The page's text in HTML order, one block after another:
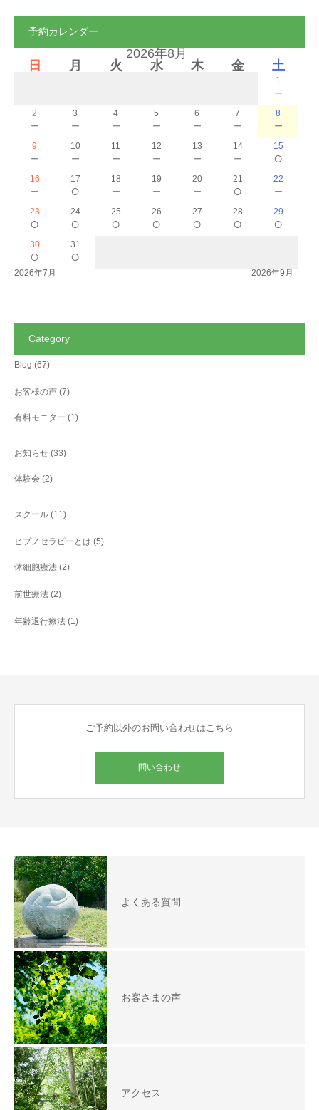
予約カレンダー
2026年8月
日
月 火 水 木 金 土
1
－
2
－
3
－
4
－
5
－
6
－
7
－
8
－
9
－
10
－
11
－
12
－
13
－
14
－
15
○
16
－
17
○
18
－
19
－
20
－
21
○
22
－
23
○
24
○
25
○
26
○
27
○
28
○
29
○
30
○
31
○
2026年7月 2026年9月
Category
Blog (67)
お客様の声 (7)
有料モニター (1)
お知らせ (33)
体験会 (2)
スクール (11)
ヒプノセラピーとは (5)
体細胞療法 (2)
前世療法 (2)
年齢退行療法 (1)
ご予約以外のお問い合わせはこちら
問い合わせ
よくある質問
お客さまの声
アクセス